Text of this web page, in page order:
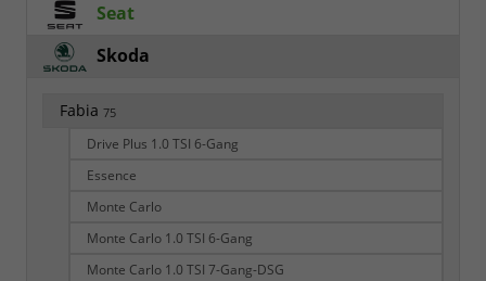
Seat
Skoda
Fabia 75
Drive Plus 1.0 TSI 6-Gang
Essence
Monte Carlo
Monte Carlo 1.0 TSI 6-Gang
Monte Carlo 1.0 TSI 7-Gang-DSG